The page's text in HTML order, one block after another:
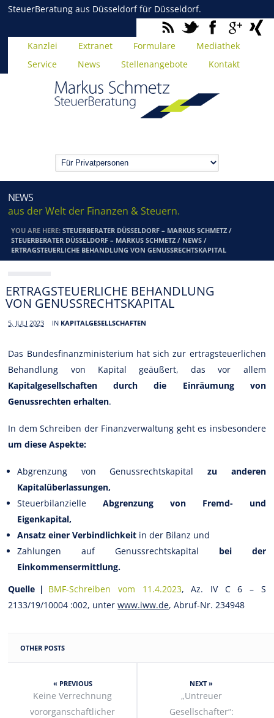
SteuerBeratung aus Düsseldorf für Düsseldorf.
Kanzlei Extranet Formulare
Mediathek
Service
News Stellenangebote Kontakt
NEWS
aus der Welt der Finanzen & Steuern.
YOU ARE HERE:STEUERBERATER DÜSSELDORF – MARKUS SCHMETZ /
STEUERBERATER DÜSSELDORF – MARKUS SCHMETZ / NEWS /
ERTRAGSTEUERLICHE BEHANDLUNG VON GENUSSRECHTSKAPITAL
ERTRAGSTEUERLICHE BEHANDLUNG
VON GENUSSRECHTSKAPITAL
5. JULI 2023 IN KAPITALGESELLSCHAFTEN
Das Bundesfinanzministerium hat sich zur ertragsteuerlichen
Behandlung von Kapital geäußert, das vor allem
Kapitalgesellschaften durch die Einräumung von
Genussrechten erhalten.
In dem Schreiben der Finanzverwaltung geht es insbesondere
um diese Aspekte:
Abgrenzung von Genussrechtskapitalzu anderen
Kapitalüberlassungen,
SteuerbilanzielleAbgrenzung von Fremd- und
Eigenkapital,
Ansatz einer Verbindlichkeit in der Bilanz und
Zahlungen auf Genussrechtskapital bei der
Einkommensermittlung.
Quelle | BMF-Schreiben vom 11.4.2023, Az. IV C 6 – S
2133/19/10004 :002, unterwww.iww.de, Abruf-Nr. 234948
OTHER POSTS
« PREVIOUS
Keine Verrechnung
vororganschaftlicher
NEXT »
„Untreuer
Gesellschafter“: